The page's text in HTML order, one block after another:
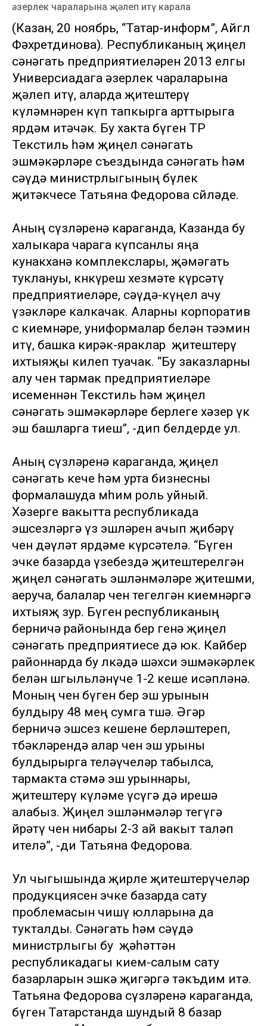
әзерлек чараларына җәлеп итү карала
(Казан, 20 ноябрь, “Татар-информ”, Айгөл
Фәхретдинова). Республиканың җиңел
сәнәгать предприятиеләрен 2013 елгы
Универсиадага әзерлек чараларына
җәлеп итү, аларда җитештерү
күләмнәрен күп тапкырга арттырыга
ярдәм итәчәк. Бу хакта бүген ТР
Текстиль һәм җиңел сәнәгать
эшмәкәрләре съездында сәнәгать һәм
сәүдә министрлыгының бүлек
җитәкчесе Татьяна Федорова сөйләде.
Аның сүзләренә караганда, Казанда бу
халыкара чарага күпсанлы яңа
кунакханә комплекслары, җәмәгать
туклануы, көнкүреш хезмәте күрсәтү
предприятиеләре, сәүдә-күңел ачу
үзәкләре калкачак. Аларны корпоратив
өс киемнәре, униформалар белән тәэмин
итү, башка кирәк-яраклар җитештерү
ихтыяҗы килеп туачак. “Бу заказларны
алу өчен тармак предприятиеләре
исеменнән Текстиль һәм җиңел
сәнәгать эшмәкәрләре берлеге хәзер үк
эш башларга тиеш”, -дип белдерде ул.
Аның сүзләренә караганда, җиңел
сәнәгать кече һәм урта бизнесны
формалашуда мөһим роль уйный.
Хәзерге вакытта республикада
эшсезләргә үз эшләрен ачып җибәрү
өчен дәүләт ярдәме күрсәтелә. “Бүген
эчке базарда үзебездә җитештерелгән
җиңел сәнәгать эшләнмәләре җитешми,
аеруча, балалар өчен тегелгән киемнәргә
ихтыяҗ зур. Бүген республиканың
берничә районында бер генә җиңел
сәнәгать предприятиесе дә юк. Кайбер
районнарда бу өлкәдә шәхси эшмәкәрлек
белән шөгыльләнүче 1-2 кеше исәпләнә.
Моның өчен бүген бер эш урынын
булдыру 48 мең сумга төшә. Әгәр
берничә эшсез кешене берләштереп,
төбәкләрендә алар өчен эш урыны
булдырырга теләүчеләр табылса,
тармакта өстәмә эш урыннары,
җитештерү күләме үсүгә дә ирешә
алабыз. Җиңел эшләнмәләр тегүгә
өйрәтү өчен нибары 2-3 ай вакыт таләп
ителә”, -ди Татьяна Федорова.
Ул чыгышында җирле җитештерүчеләр
продукциясен эчке базарда сату
проблемасын чишү юлларына да
тукталды. Сәнәгать һәм сәүдә
министрлыгы бу җәһәттән
республикадагы кием-салым сату
базарларын эшкә җигәргә тәкъдим итә.
Татьяна Федорова сүзләренә караганда,
бүген Татарстанда шундый 8 базар